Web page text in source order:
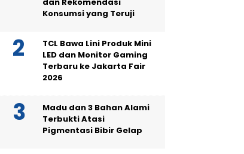
Konsumsi yang Teruji
TCL Bawa Lini Produk Mini
LED dan Monitor Gaming
Terbaru ke Jakarta Fair
2026
Madu dan 3 Bahan Alami
Terbukti Atasi
Pigmentasi Bibir Gelap